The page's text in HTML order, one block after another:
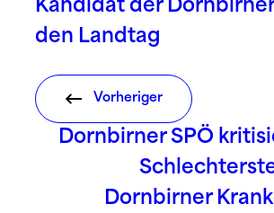
Kandidat der
den Landtag
Vorheriger
Dornbirner SPÖ
Dornbirner